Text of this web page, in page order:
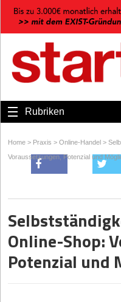
Rubriken
Home > Praxis > Online-Handel >
Voraussetzungen, Potenzial und
Online-Shop:
Potenzial und